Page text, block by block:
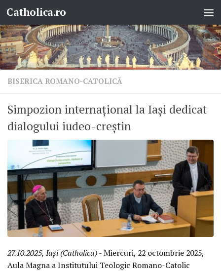
Skip to content
Catholica.ro
BISERICA ROMANO-CATOLICĂ
Simpozion internațional la Iași dedicat
dialogului iudeo-creștin
27.10.2025, Iași (Catholica)- Miercuri, 22 octombrie 2025,
Aula Magna a Institutului Teologic Romano-Catolic